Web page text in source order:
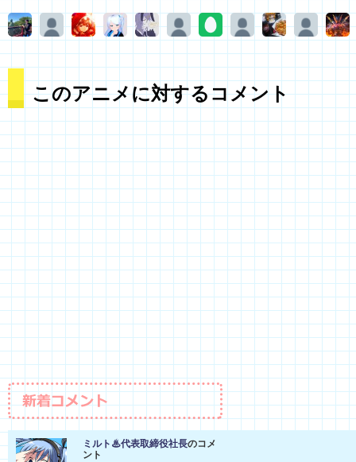
このアニメに対するコメント
ミルト♨代表取締役社長のコメ
ント